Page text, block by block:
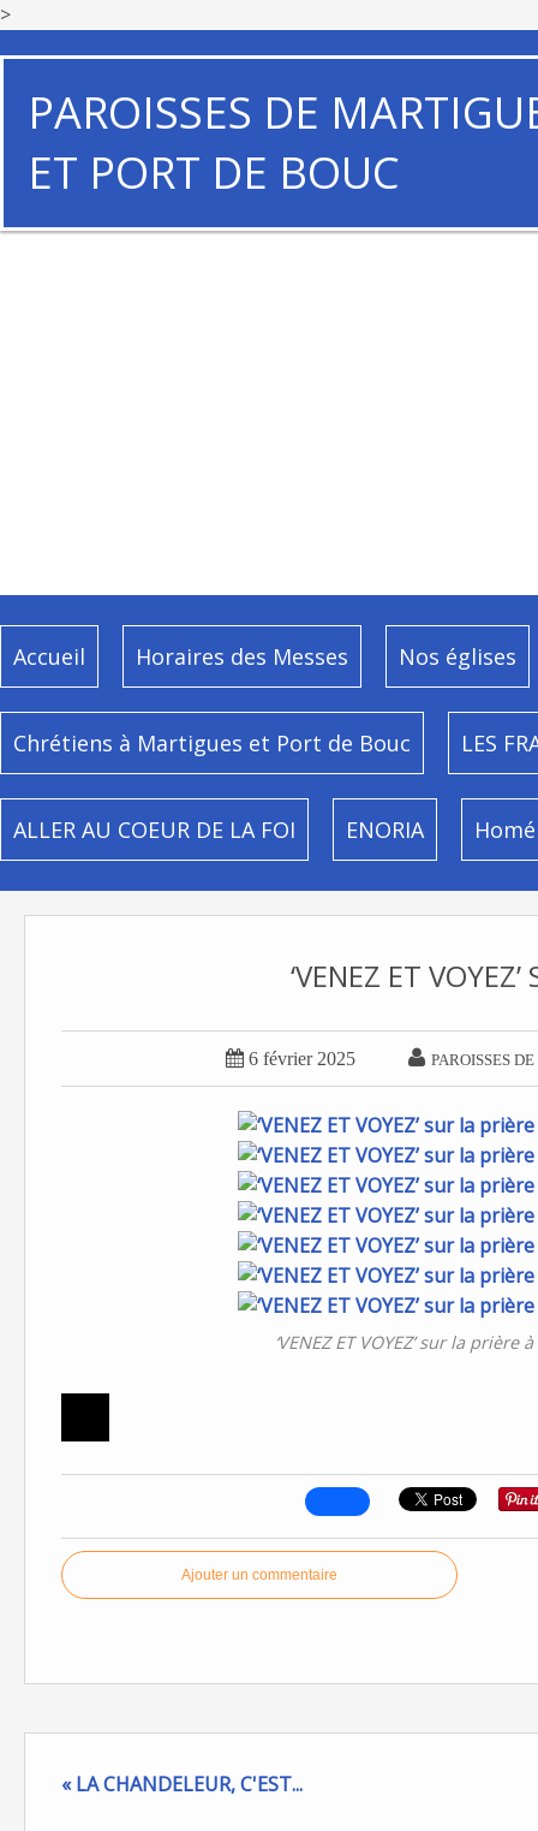
>
PAROISSES DE
ET PORT DE BOUC
Accueil Horaires des Messes Nos églises
Chrétiens à Martigues et Port de Bouc LES
ALLER AU COEUR DE LA FOI ENORIA
‘VENEZ ET
 6 février 2025  PAROISSES
‘VENEZ ET VOYEZ’ sur la
Ajouter un commentaire
« LA CHANDELEUR, C'EST...